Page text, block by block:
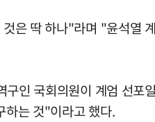
은 딱 하나"라며 "윤석열
인 국회의원이 계엄 선
하는 것"이라고 했다.